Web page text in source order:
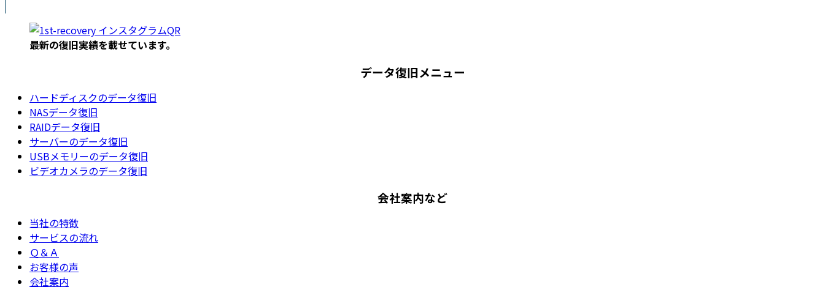
最新の復旧実績を載せています。
データ復旧メニュー
ハードディスクのデータ復旧
NASデータ復旧
RAIDデータ復旧
サーバーのデータ復旧
USBメモリーのデータ復旧
ビデオカメラのデータ復旧
会社案内など
当社の特徴
サービスの流れ
Ｑ＆Ａ
お客様の声
会社案内